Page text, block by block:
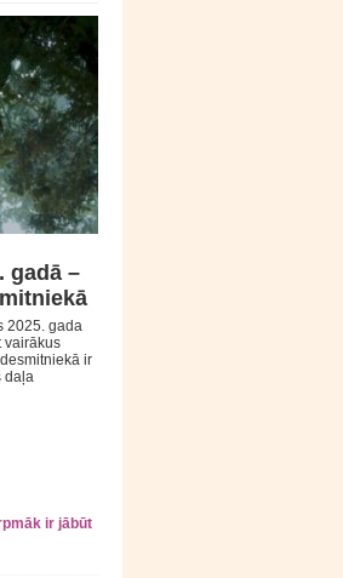
gadā –
2025. gada
vairākus
ir
daļa
ir jābūt